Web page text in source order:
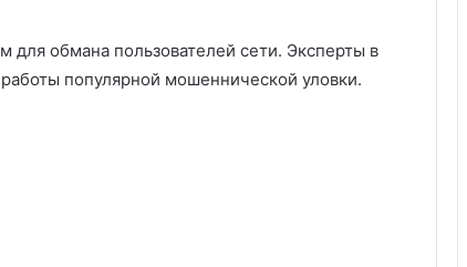
обмана пользователей сети. Эксперты в
популярной мошеннической уловки.